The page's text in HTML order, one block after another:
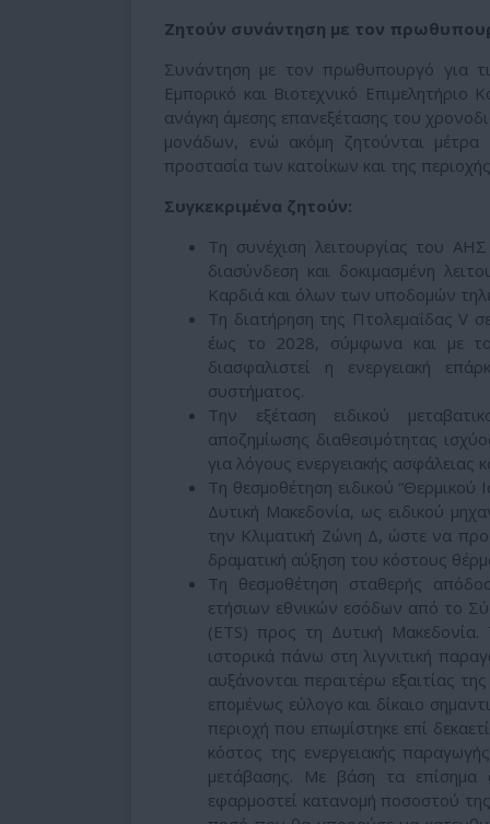
Ζητούν συνάντηση με τον
Συνάντηση με τον πρωθυπουργό για
Εμπορικό και Βιοτεχνικό
ανάγκη άμεσης επανεξέτασης του
μονάδων, ενώ ακόμη ζητούνται μέτρα
προστασία των κατοίκων και της
Συγκεκριμένα ζητούν:
Τη συνέχιση λειτουργίας του
διασύνδεση και δοκιμασμένη
Καρδιά και όλων των υποδομών
Τη διατήρηση της Πτολεμαΐδας V
έως το 2028, σύμφωνα και με
διασφαλιστεί η ενεργειακή
συστήματος.
Την εξέταση ειδικού
αποζημίωσης διαθεσιμότητας
για λόγους ενεργειακής ασφάλειας
Τη θεσμοθέτηση ειδικού
Δυτική Μακεδονία, ως ειδικού
την Κλιματική Ζώνη Δ, ώστε να
δραματική αύξηση του κόστους
Τη θεσμοθέτηση σταθερής
ετήσιων εθνικών εσόδων από το
(ETS) προς τη Δυτική
ιστορικά πάνω στη λιγνιτική
αυξάνονται περαιτέρω εξαιτίας
επομένως εύλογο και δίκαιο
περιοχή που επωμίστηκε επί
κόστος της ενεργειακής
μετάβασης. Με βάση τα
εφαρμοστεί κατανομή ποσοστού